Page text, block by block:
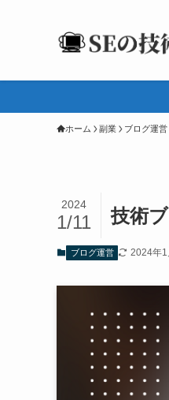
ホーム 副業 ブログ運営
技術
2024
1/11
ブログ運営 2024年1